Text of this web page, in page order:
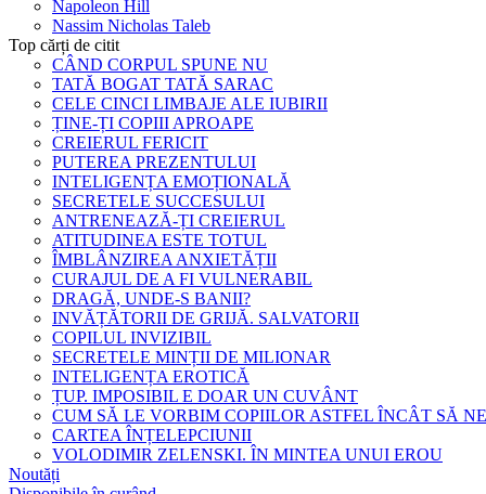
Napoleon Hill
Nassim Nicholas Taleb
Top cărți de citit
CÂND CORPUL SPUNE NU
TATĂ BOGAT TATĂ SARAC
CELE CINCI LIMBAJE ALE IUBIRII
ȚINE-ȚI COPIII APROAPE
CREIERUL FERICIT
PUTEREA PREZENTULUI
INTELIGENȚA EMOȚIONALĂ
SECRETELE SUCCESULUI
ANTRENEAZĂ-ȚI CREIERUL
ATITUDINEA ESTE TOTUL
ÎMBLÂNZIREA ANXIETĂȚII
CURAJUL DE A FI VULNERABIL
DRAGĂ, UNDE-S BANII?
INVĂȚĂTORII DE GRIJĂ. SALVATORII
COPILUL INVIZIBIL
SECRETELE MINȚII DE MILIONAR
INTELIGENȚA EROTICĂ
ȚUP. IMPOSIBIL E DOAR UN CUVÂNT
CUM SĂ LE VORBIM COPIILOR ASTFEL ÎNCÂT SĂ
CARTEA ÎNȚELEPCIUNII
VOLODIMIR ZELENSKI. ÎN MINTEA UNUI EROU
Noutăți